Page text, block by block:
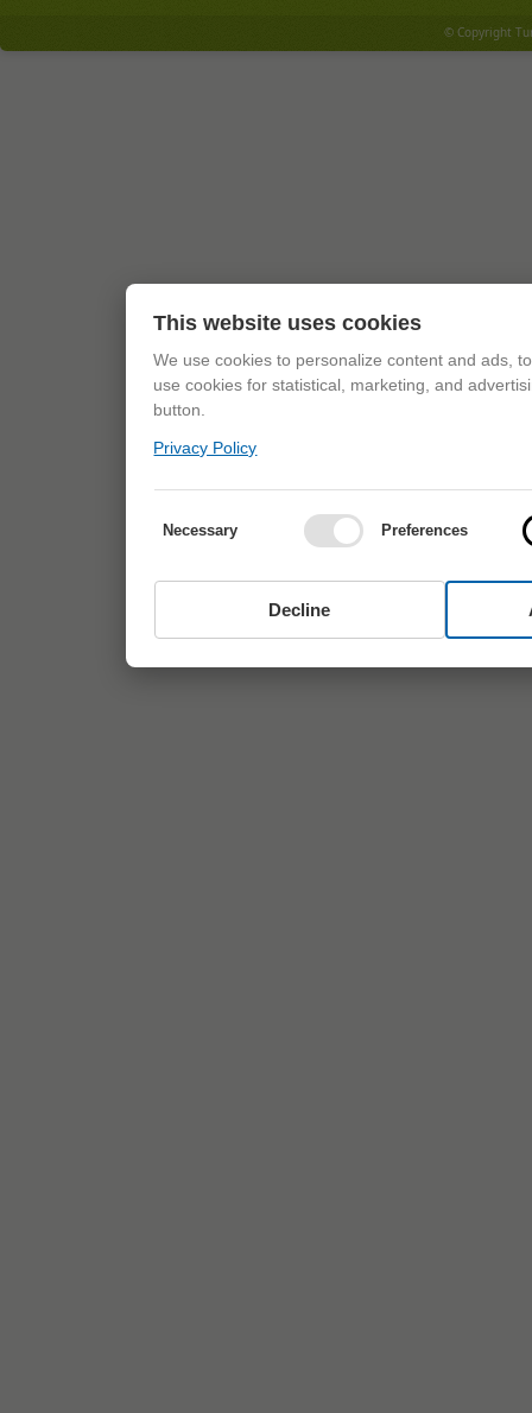
© Copyright
This website uses cookies
We use cookies to personalize content and ads,
use cookies for statistical, marketing, and
button.
Privacy Policy
Necessary Preferences
Decline